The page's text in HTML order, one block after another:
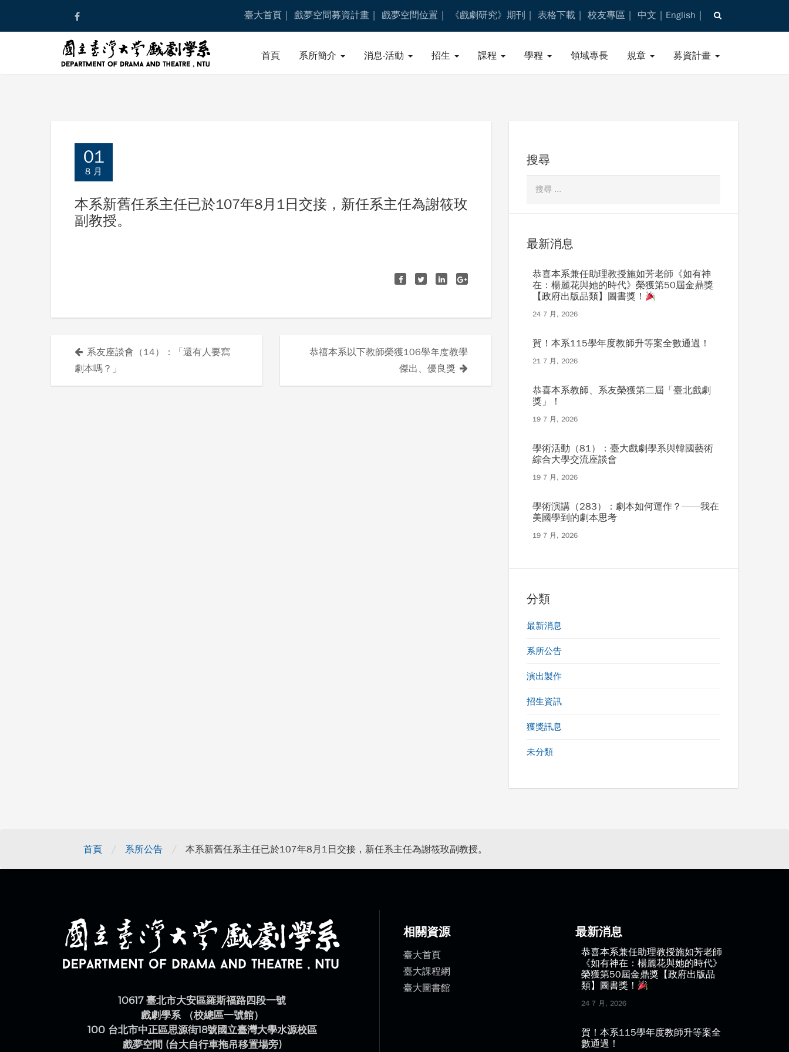
臺大首頁 戲夢空間募資計畫 戲夢空間位置 《戲劇研究》期刊 表格下載 校友專區 中文 English
首頁 系所簡介 消息‧活動 招生 課程 學程 領域專長 規章 募資計畫
01
8 月
本系新舊任系主任已於107年8月1日交接，新任系主任為謝筱玫
副教授。
章
系友座談會（14）：「還有人要寫
劇本嗎？」
恭禧本系以下教師榮獲106學年度教學
傑出、優良獎
搜尋
最新消息
恭喜本系兼任助理教授施如芳老師《如有神
在：楊麗花與她的時代》榮獲第50屆金鼎獎
【政府出版品類】圖書獎！
24 7 月, 2026
賀！本系115學年度教師升等案全數通過！
21 7 月, 2026
恭喜本系教師、系友榮獲第二屆「臺北戲劇
獎」！
19 7 月, 2026
學術活動（81）：臺大戲劇學系與韓國藝術
綜合大學交流座談會
19 7 月, 2026
學術演講（283）：劇本如何運作？——我在
美國學到的劇本思考
19 7 月, 2026
分類
最新消息
系所公告
演出製作
招生資訊
獲獎訊息
未分類
首頁 / 系所公告 / 本系新舊任系主任已於107年8月1日交接，新任系主任為謝筱玫副教授。
10617 臺北市大安區羅斯福路四段一號
戲劇學系 （校總區一號館）
100 台北市中正區思源街18號國立臺灣大學水源校區
戲夢空間 (台大自行車拖吊移置場旁)
相關資源
臺大首頁
臺大課程網
臺大圖書館
最新消息
恭喜本系兼任助理教授施如芳老師
《如有神在：楊麗花與她的時代》
榮獲第50屆金鼎獎【政府出版品
類】圖書獎！
24 7 月, 2026
賀！本系115學年度教師升等案全
數通過！